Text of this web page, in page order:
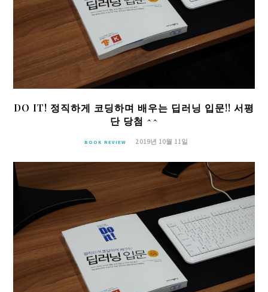
DO IT! 정직하게 코딩하며 배우는 딥러닝 입문!! 서평
단 당첨 ^^
BOOK REVIEW 2019년 10월 11일